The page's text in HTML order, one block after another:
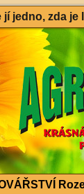
jedno, zda